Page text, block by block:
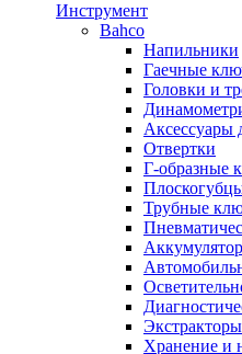
Инструмент
Bahco
Напильники
Гаечные
Головки и
Аксессуары
Отвертки
Г-образные
Трубные
Хранение и